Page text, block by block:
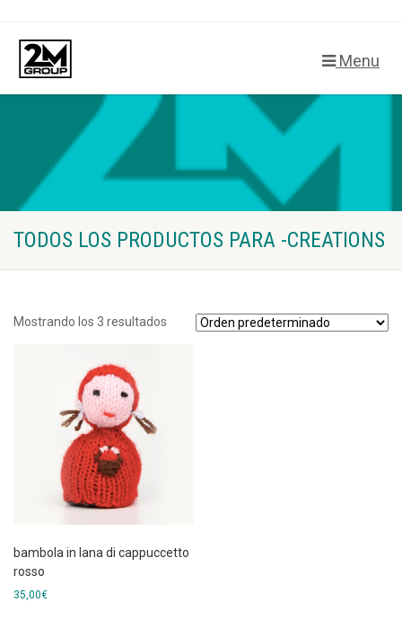
Menu
TODOS LOS PRODUCTOS PARA -CREATIONS
Mostrando los 3 resultados
bambola in lana di cappuccetto
rosso
35,00€